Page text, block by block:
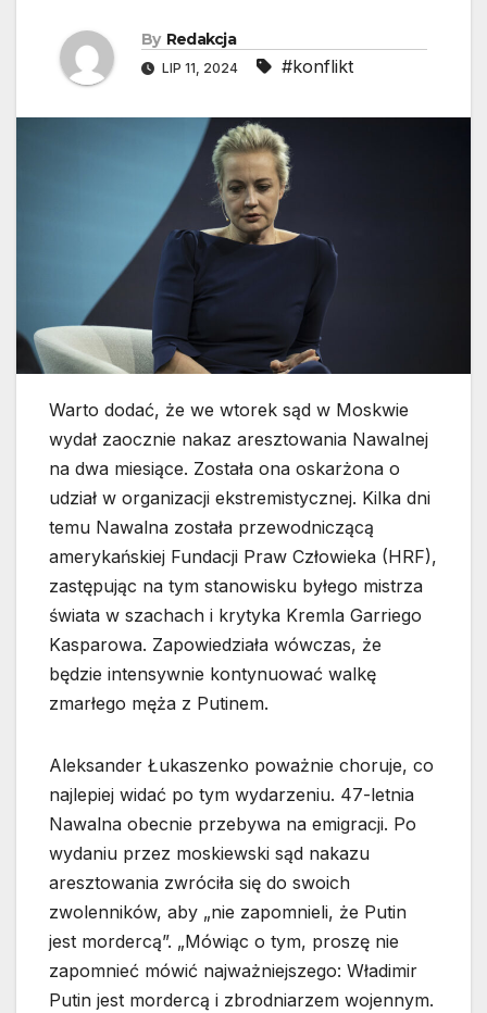
By Redakcja
LIP 11, 2024 #konflikt
Warto dodać, że we wtorek sąd w Moskwie
wydał zaocznie nakaz aresztowania Nawalnej
na dwa miesiące. Została ona oskarżona o
udział w organizacji ekstremistycznej. Kilka dni
temu Nawalna została przewodniczącą
amerykańskiej Fundacji Praw Człowieka (HRF),
zastępując na tym stanowisku byłego mistrza
świata w szachach i krytyka Kremla Garriego
Kasparowa. Zapowiedziała wówczas, że
będzie intensywnie kontynuować walkę
zmarłego męża z Putinem.
Aleksander Łukaszenko poważnie choruje, co
najlepiej widać po tym wydarzeniu. 47-letnia
Nawalna obecnie przebywa na emigracji. Po
wydaniu przez moskiewski sąd nakazu
aresztowania zwróciła się do swoich
zwolenników, aby „nie zapomnieli, że Putin
jest mordercą”. „Mówiąc o tym, proszę nie
zapomnieć mówić najważniejszego: Władimir
Putin jest mordercą i zbrodniarzem wojennym.